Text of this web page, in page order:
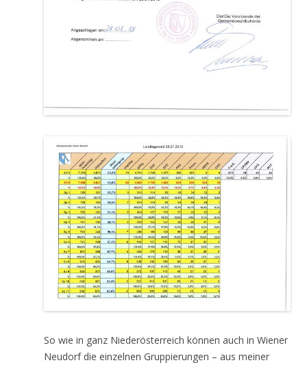
So wie in ganz Niederösterreich können auch in Wiener
Neudorf die einzelnen Gruppierungen – aus meiner